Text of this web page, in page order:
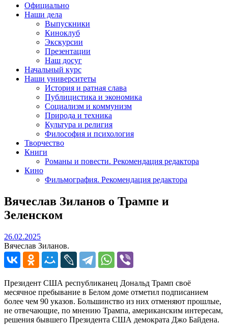
Официально
Наши дела
Выпускники
Киноклуб
Экскурсии
Презентации
Наш досуг
Начальный курс
Наши университеты
История и ратная слава
Публицистика и экономика
Социализм и коммунизм
Природа и техника
Культура и религия
Философия и психология
Творчество
Книги
Романы и повести. Рекомендация редактора
Кино
Фильмография. Рекомендация редактора
Вячеслав Зиланов о Трампе и
Зеленском
26.02.202526.02.2025
Вячеслав Зиланов.
Президент США республиканец Дональд Трамп своё
месячное пребывание в Белом доме отметил подписанием
более чем 90 указов. Большинство из них отменяют прошлые,
не отвечающие, по мнению Трампа, американским интересам,
решения бывшего Президента США демократа Джо Байдена.